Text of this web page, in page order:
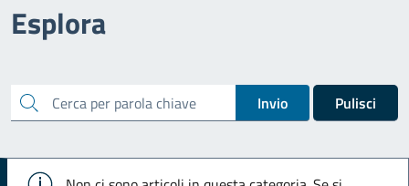
Esplora
cerca Invio Pulisci